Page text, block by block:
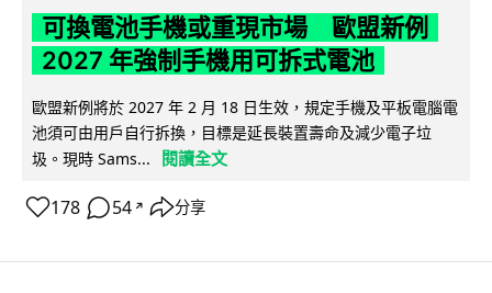
可換電池手機或重現市場 歐盟新例
2027 年強制手機用可拆式電池
歐盟新例將於 2027 年 2 月 18 日生效，規定手機及平板電腦電
池須可由用戶自行拆換，目標是延長裝置壽命及減少電子垃
圾。現時 Sams...
閱讀全文
178 54 ↗ 分享